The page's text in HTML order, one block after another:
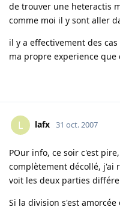
de trouver une heteractis
comme moi il y sont aller
il y a effectivement des
ma propre experience
L lafx 31 oct. 2007
POur info, ce soir c'est
complètement décollé, j'ai
voit les deux parties
Si la division s'est